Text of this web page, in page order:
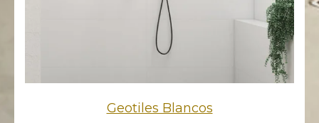
Geotiles Blancos